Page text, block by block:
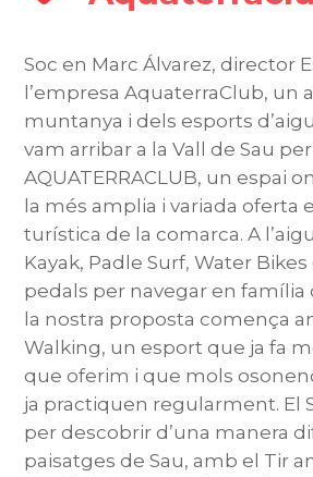
Soc en Marc Álvarez, director
l’empresa AquaterraClub, un
muntanya i dels esports
vam arribar a la Vall de Sau
AQUATERRACLUB, un espai
la més amplia i variada oferta
turística de la comarca. A
Kayak, Padle Surf, Water
pedals per navegar en família
la nostra proposta comença
Walking, un esport que ja fa
que oferim i que mols
ja practiquen regularment. El
per descobrir d’una manera
paisatges de Sau, amb el Tir